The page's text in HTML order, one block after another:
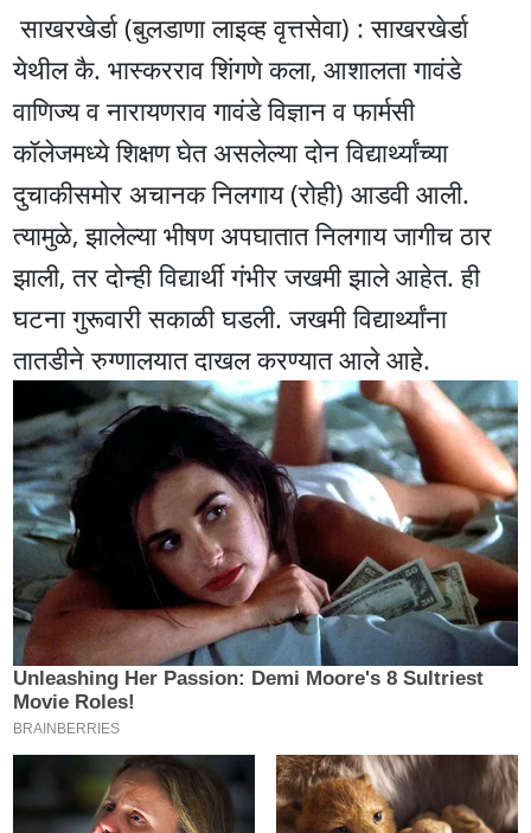
साखरखेर्डा (बुलडाणा लाइव्ह वृत्तसेवा) : साखरखेर्डा
येथील कै. भास्करराव शिंगणे कला, आशालता गावंडे
वाणिज्य व नारायणराव गावंडे विज्ञान व फार्मसी
कॉलेजमध्ये शिक्षण घेत असलेल्या दोन विद्यार्थ्यांच्या
दुचाकीसमोर अचानक निलगाय (रोही) आडवी आली.
त्यामुळे, झालेल्या भीषण अपघातात निलगाय जागीच ठार
झाली, तर दोन्ही विद्यार्थी गंभीर जखमी झाले आहेत. ही
घटना गुरूवारी सकाळी घडली. जखमी विद्यार्थ्यांना
तातडीने रुग्णालयात दाखल करण्यात आले आहे.